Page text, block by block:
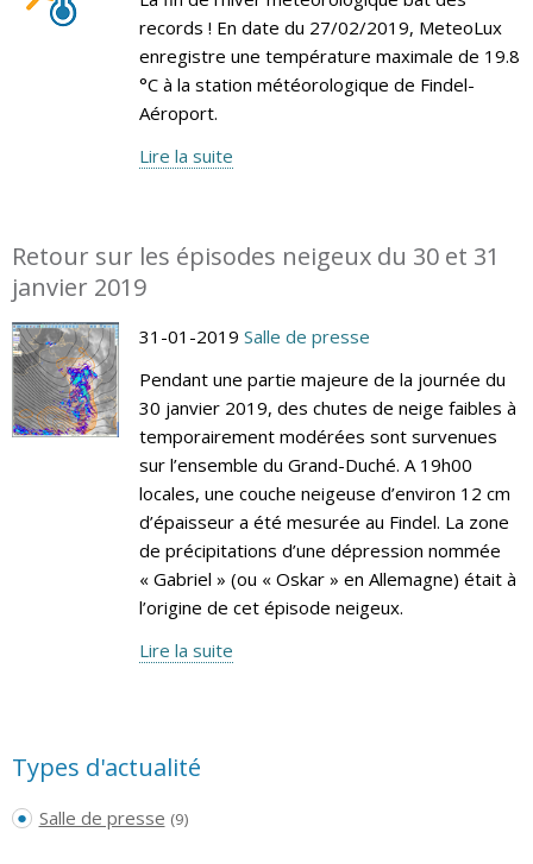
records ! En date du 27/02/2019, MeteoLux
enregistre une température maximale de 19.8
°C à la station météorologique de Findel-
Aéroport.
Lire la suite
Retour sur les épisodes neigeux du 30 et 31
janvier 2019
31-01-2019 Salle de presse
Pendant une partie majeure de la journée du
30 janvier 2019, des chutes de neige faibles à
temporairement modérées sont survenues
sur l’ensemble du Grand-Duché. A 19h00
locales, une couche neigeuse d’environ 12 cm
d’épaisseur a été mesurée au Findel. La zone
de précipitations d’une dépression nommée
« Gabriel » (ou « Oskar » en Allemagne) était à
l’origine de cet épisode neigeux.
Lire la suite
Types d'actualité
Salle de presse (9)